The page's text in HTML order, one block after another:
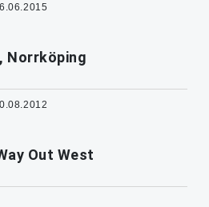
Norrköping
Out West